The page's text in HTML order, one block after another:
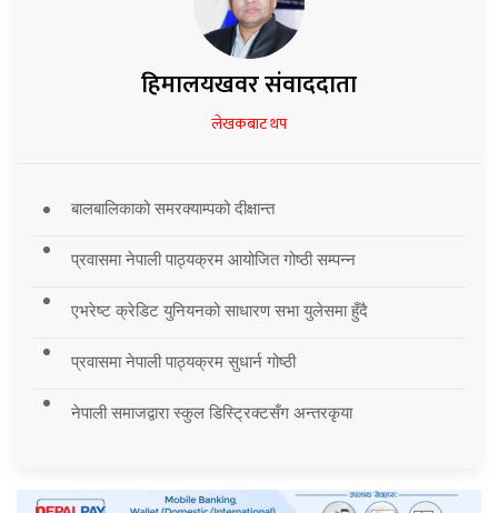
हिमालयखवर संवाददाता
लेखकबाट थप
बालबालिकाको समरक्याम्पको दीक्षान्त
प्रवासमा नेपाली पाठ्यक्रम आयोजित गोष्ठी सम्पन्न
एभरेष्ट क्रेडिट युनियनको साधारण सभा युलेसमा हुँदै
प्रवासमा नेपाली पाठ्यक्रम सुधार्न गोष्ठी
नेपाली समाजद्वारा स्कुल डिस्ट्रिक्टसँग अन्तरकृया